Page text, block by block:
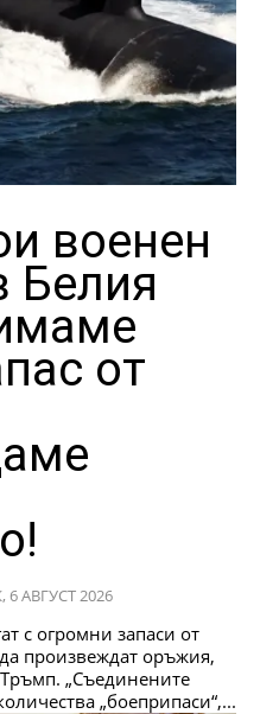
военен
Белия
от
6 АВГУСТ 2026
с огромни запаси от
произвеждат оръжия,
„боеприпаси“,...